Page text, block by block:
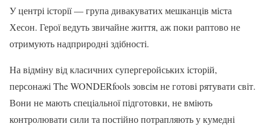
У центрі історії — група дивакуватих мешканців міста
Хесон. Герої ведуть звичайне життя, аж поки раптово не
отримують надприродні здібності.
На відміну від класичних супергеройських історій,
персонажі The WONDERfools зовсім не готові рятувати світ.
Вони не мають спеціальної підготовки, не вміють
контролювати сили та постійно потрапляють у кумедні